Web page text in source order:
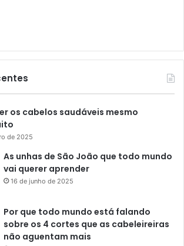
os cabelos saudáveis mesmo
de 2025
As unhas de São João que todo mundo
vai querer aprender
16 de junho de 2025
Por que todo mundo está falando
sobre os 4 cortes que as cabeleireiras
não aguentam mais